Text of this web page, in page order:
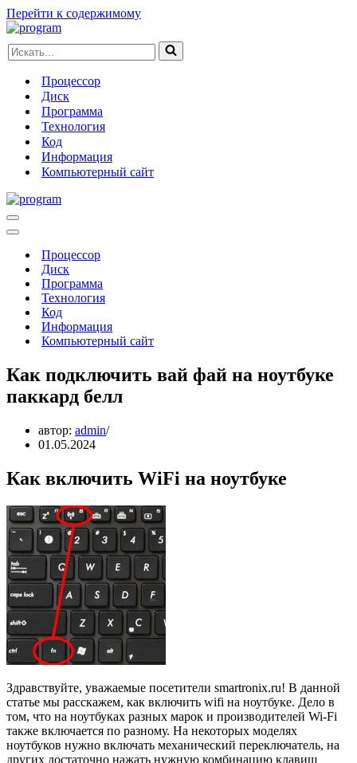
Перейти к содержимому
Искать...
Процессор
Диск
Программа
Технология
Код
Информация
Компьютерный сайт
Меню
навигации
Меню
навигацииПроцессор
Диск
Программа
Технология
Код
Информация
Компьютерный сайт
Как подключить вай фай на ноутбуке
паккард белл
автор: admin
01.05.2024
Как включить WiFi на ноутбуке
Здравствуйте, уважаемые посетители smartronix.ru! В данной
статье мы расскажем, как включить wifi на ноутбуке. Дело в
том, что на ноутбуках разных марок и производителей Wi-Fi
также включается по разному. На некоторых моделях
ноутбуков нужно включать механический переключатель, на
других достаточно нажать нужную комбинацию клавиш